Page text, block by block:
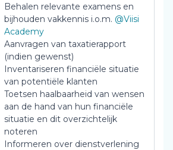
Behalen relevante examens en
bijhouden vakkennis i.o.m. @Viisi
Academy
Aanvragen van taxatierapport
(indien gewenst)
Inventariseren financiële situatie
van potentiële klanten
Toetsen haalbaarheid van wensen
aan de hand van hun financiële
situatie en dit overzichtelijk
noteren
Informeren over dienstverlening